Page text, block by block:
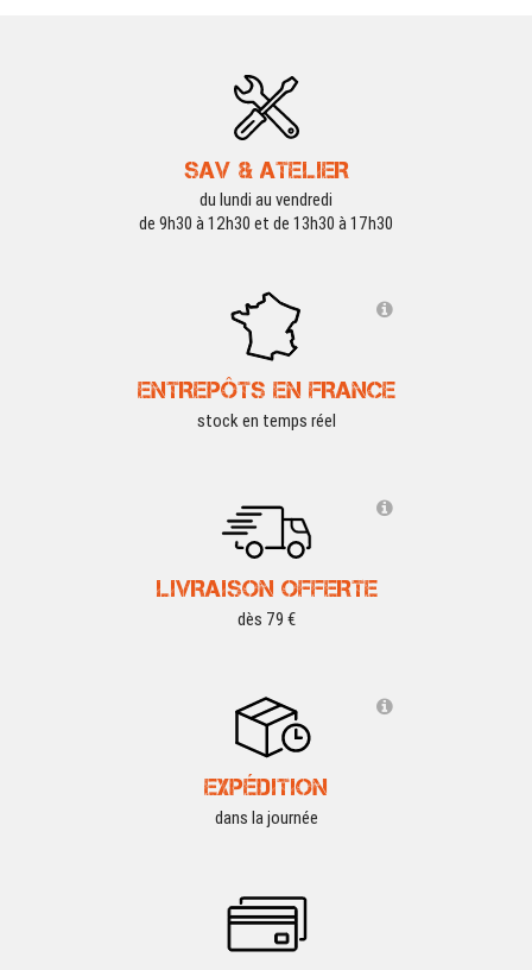
SAV & ATELIER
du lundi au vendredi
de 9h30 à 12h30 et de 13h30 à 17h30
ENTREPÔTS EN FRANCE
stock en temps réel
LIVRAISON OFFERTE
dès 79 €
EXPÉDITION
dans la journée